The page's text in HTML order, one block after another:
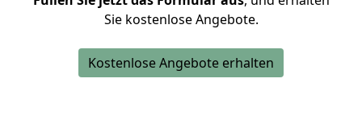
Sie kostenlose Angebote.
Kostenlose Angebote erhalten